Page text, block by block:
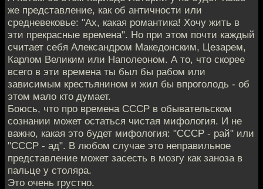
же представление, как об античности или
средневековье: "Ах, какая романтика! Хочу жить в
эти прекрасные времена". Но при этом почти каждый
считает себя Александром Македонским, Цезарем,
Карлом Великим или Наполеоном. А то, что скорее
всего в эти времена ты был бы рабом или
зависимым крестьянином и жил бы впроголодь - об
этом мало кто думает.
Боюсь, что про времена СССР в обывательском
сознании может остаться чистая мифология. И не
важно, какая это будет мифология: "СССР - рай" или
"СССР - ад". В любом случае это неправильное
представление может засесть в мозгу как заноза в
пальце у столяра.
Это очень грустно.